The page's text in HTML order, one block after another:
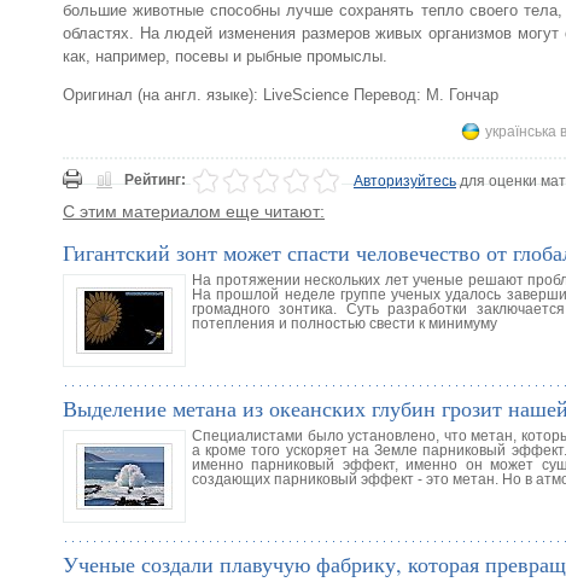
большие животные способны лучше сохранять тепло своего
областях. На людей изменения размеров живых организмов
как, например, посевы и рыбные промыслы.
Оригинал (на англ. языке): LiveScience Перевод: М. Гончар
українська
Рейтинг: Авторизуйтесьдля оценки
С этим материалом еще читают:
Гигантский зонт может спасти человечество от
На протяжении нескольких лет ученые решают
На прошлой неделе группе ученых удалось
громадного зонтика. Суть разработки
потепления и полностью свести к минимуму
Выделение метана из океанских глубин грозит
Специалистами было установлено, что метан,
а кроме того ускоряет на Земле парниковый
именно парниковый эффект, именно он может
создающих парниковый эффект - это метан. Но в
Ученые создали плавучую фабрику, которая